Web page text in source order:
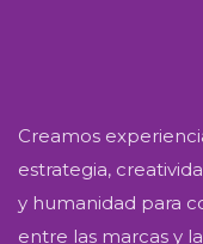
Creamos
estrategia,
y humanidad para
entre las marcas y